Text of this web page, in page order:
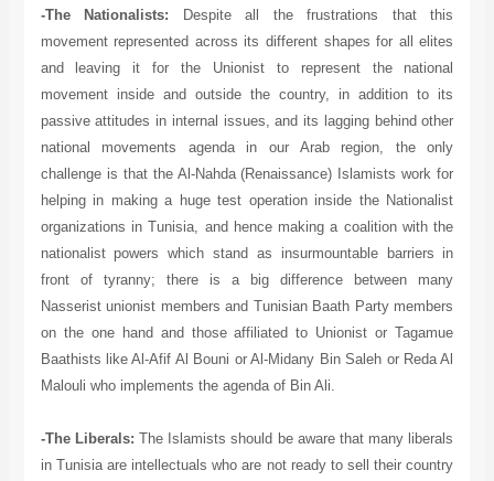
-The Nationalists: Despite all the frustrations that this
movement represented across its different shapes for all elites
and leaving it for the Unionist to represent the national
movement inside and outside the country, in addition to its
passive attitudes in internal issues, and its lagging behind other
national movements agenda in our Arab region, the only
challenge is that the Al-Nahda (Renaissance) Islamists work for
helping in making a huge test operation inside the Nationalist
organizations in Tunisia, and hence making a coalition with the
nationalist powers which stand as insurmountable barriers in
front of tyranny; there is a big difference between many
Nasserist unionist members and Tunisian Baath Party members
on the one hand and those affiliated to Unionist or Tagamue
Baathists like Al-Afif Al Bouni or Al-Midany Bin Saleh or Reda Al
Malouli who implements the agenda of Bin Ali.
-The Liberals: The Islamists should be aware that many liberals
in Tunisia are intellectuals who are not ready to sell their country